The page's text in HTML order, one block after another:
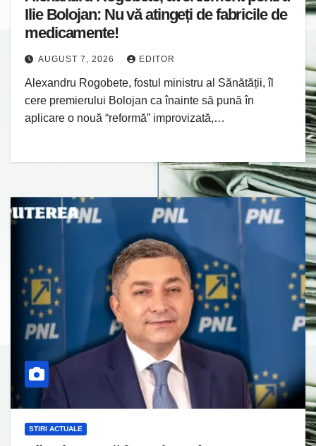
Ilie Bolojan: Nu vă atingeți de fabricile de
medicamente!
AUGUST 7, 2026 EDITOR
Alexandru Rogobete, fostul ministru al Sănătății, îl
cere premierului Bolojan ca înainte să pună în
aplicare o nouă “reformă” improvizată,…
STIRI ACTUALE